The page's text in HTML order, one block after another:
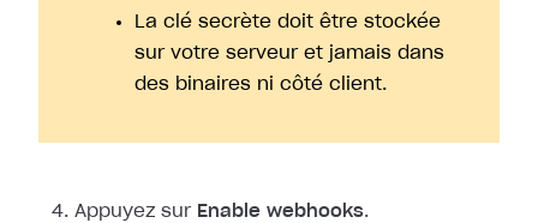
La clé secrète doit être stockée
sur votre serveur et jamais dans
des binaires ni côté client.
Appuyez sur Enable webhooks.